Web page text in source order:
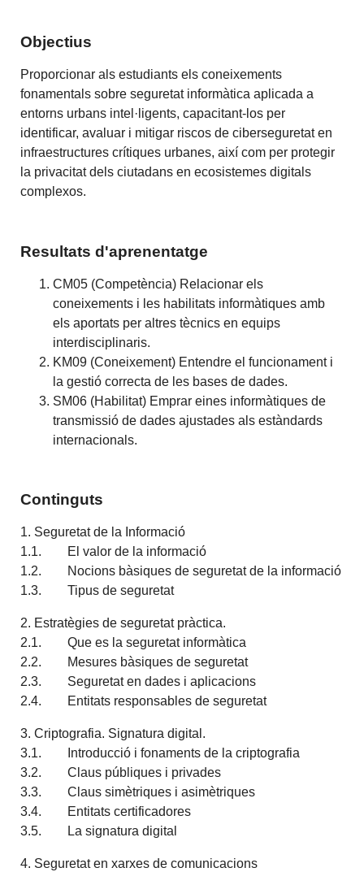
Objectius
Proporcionar als estudiants els coneixements
fonamentals sobre seguretat informàtica aplicada a
entorns urbans intel·ligents, capacitant-los per
identificar, avaluar i mitigar riscos de ciberseguretat en
infraestructures crítiques urbanes, així com per protegir
la privacitat dels ciutadans en ecosistemes digitals
complexos.
Resultats d'aprenentatge
CM05 (Competència) Relacionar els
coneixements i les habilitats informàtiques amb
els aportats per altres tècnics en equips
interdisciplinaris.
KM09 (Coneixement) Entendre el funcionament i
la gestió correcta de les bases de dades.
SM06 (Habilitat) Emprar eines informàtiques de
transmissió de dades ajustades als estàndards
internacionals.
Continguts
1. Seguretat de la Informació
1.1. El valor de la informació
1.2. Nocions bàsiques de seguretat de la informació
1.3. Tipus de seguretat
2. Estratègies de seguretat pràctica.
2.1. Que es la seguretat informàtica
2.2. Mesures bàsiques de seguretat
2.3. Seguretat en dades i aplicacions
2.4. Entitats responsables de seguretat
3. Criptografia. Signatura digital.
3.1. Introducció i fonaments de la criptografia
3.2. Claus públiques i privades
3.3. Claus simètriques i asimètriques
3.4. Entitats certificadores
3.5. La signatura digital
4. Seguretat en xarxes de comunicacions